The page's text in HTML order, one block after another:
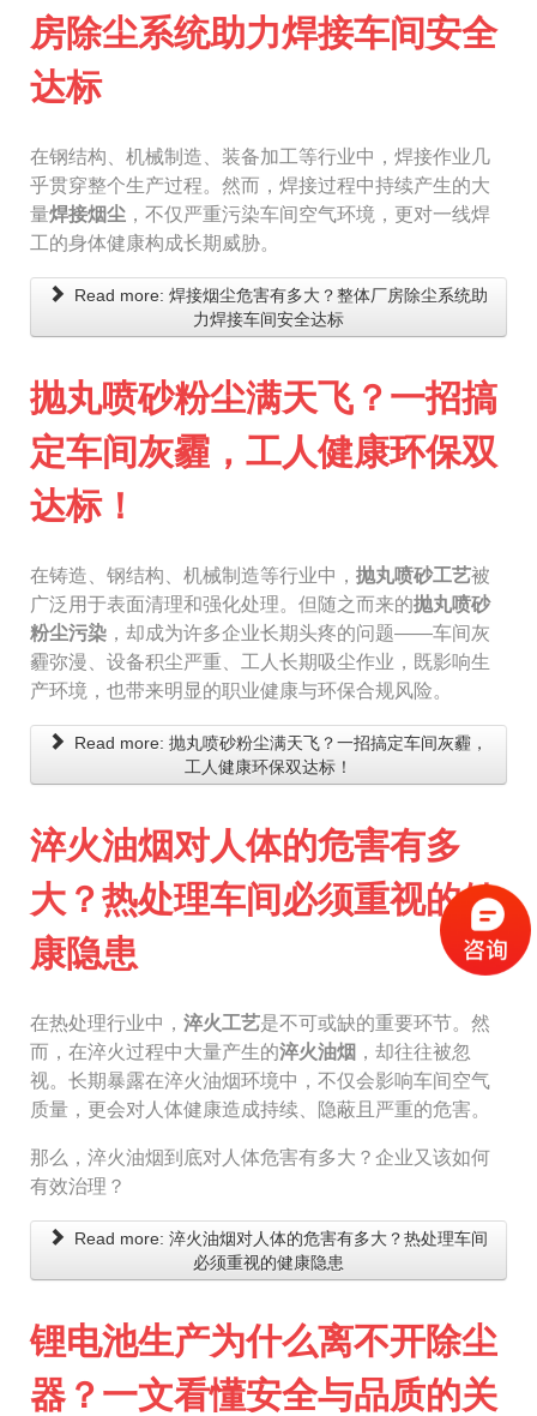
房除尘系统助力焊接车间安全
达标
在钢结构、机械制造、装备加工等行业中，焊接作业几
乎贯穿整个生产过程。然而，焊接过程中持续产生的大
量焊接烟尘 ，不仅严重污染车间空气环境，更对一线焊
工的身体健康构成长期威胁。
Read more: 焊接烟尘危害有多大？整体厂房除尘系统助
力焊接车间安全达标
抛丸喷砂粉尘满天飞？一招搞
定车间灰霾，工人健康环保双
达标！
在铸造、钢结构、机械制造等行业中， 抛丸喷砂工艺被
广泛用于表面清理和强化处理。但随之而来的抛丸喷砂
粉尘污染 ，却成为许多企业长期头疼的问题——车间灰
霾弥漫、设备积尘严重、工人长期吸尘作业，既影响生
产环境，也带来明显的职业健康与环保合规风险。
Read more: 抛丸喷砂粉尘满天飞？一招搞定车间灰霾，
工人健康环保双达标！
淬火油烟对人体的危害有多
大？热处理车间必须重视的健
康隐患
在热处理行业中， 淬火工艺是不可或缺的重要环节。然
而，在淬火过程中大量产生的淬火油烟 ，却往往被忽
视。长期暴露在淬火油烟环境中，不仅会影响车间空气
质量，更会对人体健康造成持续、隐蔽且严重的危害。
那么，淬火油烟到底对人体危害有多大？企业又该如何
有效治理？
Read more: 淬火油烟对人体的危害有多大？热处理车间
必须重视的健康隐患
锂电池生产为什么离不开除尘
器？一文看懂安全与品质的关